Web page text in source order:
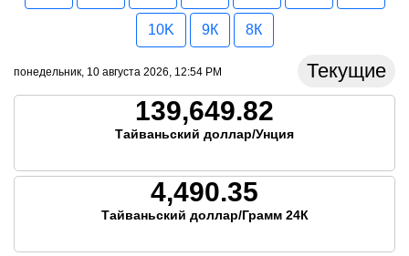
10K 9К 8К
понедельник, 10 августа 2026, 12:54 PM Текущие
139,649.82
Тайваньский доллар/Унция
4,490.35
Тайваньский доллар/Грамм 24К